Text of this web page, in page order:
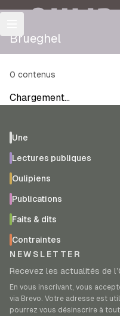
OULIPO
Brueghel
0 contenus
Chargement…
Une
Lectures publiques
Oulipiens
Publications
Faits & dits
Contraintes
NEWSLETTER
Recevez les actualités de
En vous inscrivant, vous
via Brevo. Votre adresse est
pourrez vous désinscrire à